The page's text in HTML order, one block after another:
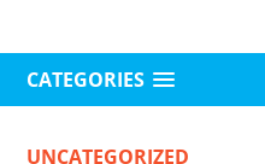
CATEGORIES
UNCATEGORIZED